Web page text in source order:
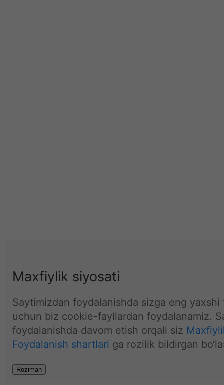
Maxfiylik siyosati
Saytimizdan foydalanishda sizga eng
uchun biz cookie-fayllardan foydalanamiz.
foydalanishda davom etish orqali siz
Foydalanish shartlari ga rozilik bildirgan
Roziman